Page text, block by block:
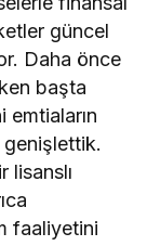
güncel
Daha önce
başta
genişlettik.
lisanslı
faaliyetini